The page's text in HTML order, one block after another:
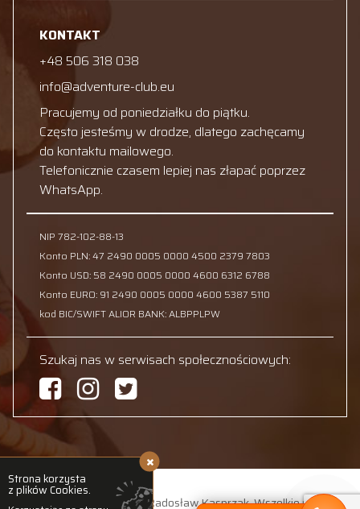
KONTAKT
+48 506 318 038
info@adventure-club.eu
Pracujemy od poniedziałku do piątku.
Często jesteśmy w drodze, dlatego zachęcamy
do kontaktu mailowego.
Telefonicznie czasem lepiej nas złapać poprzez
WhatsApp.
NIP 782-102-88-13
Konto PLN: 47 2490 0005 0000 4500 2379 7803
Konto USD: 58 2490 0005 0000 4600 6312 6788
Konto EURO: 91 2490 0005 0000 4600 5387 5110
kod BIC/SWIFT ALIOR BANK: ALBPPLPW
Szukaj nas w serwisach społecznościowych:
© 2026 Adventure Club Radosław Kasprzak. Wszelkie prawa
Strona korzysta
z plików Cookies.